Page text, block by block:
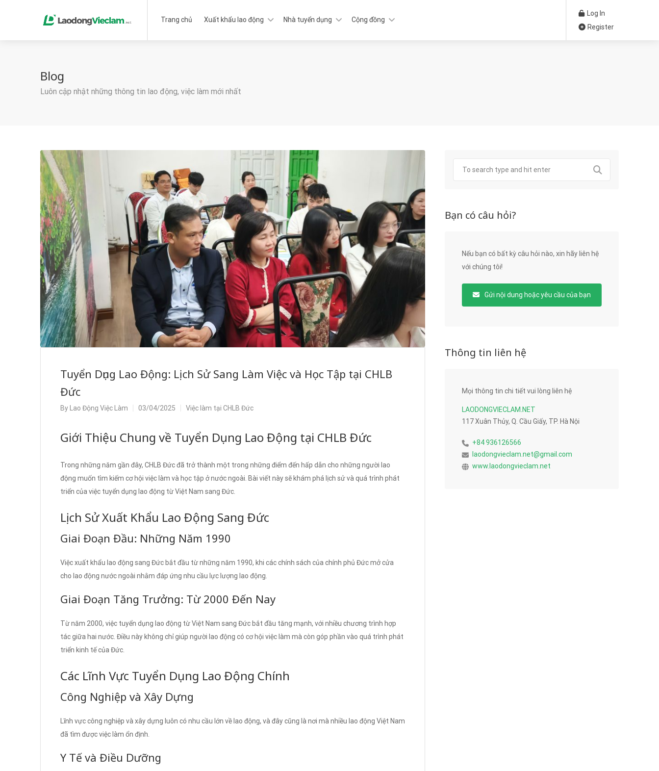
Trang chủ Xuất khẩu lao động Nhà tuyển dụng Cộng đồng
Log In
Register
Blog
Luôn cập nhật những thông tin lao động, việc làm mới nhất
Tuyển Dụng Lao Động: Lịch Sử Sang Làm Việc và Học Tập tại CHLB
Đức
By Lao Động Việc Làm 03/04/2025 Việc làm tại CHLB Đức
Giới Thiệu Chung về Tuyển Dụng Lao Động tại CHLB Đức
Trong những năm gần đây, CHLB Đức đã trở thành một trong những điểm đến hấp dẫn cho những người lao
động muốn tìm kiếm cơ hội việc làm và học tập ở nước ngoài. Bài viết này sẽ khám phá lịch sử và quá trình phát
triển của việc tuyển dụng lao động từ Việt Nam sang Đức.
Lịch Sử Xuất Khẩu Lao Động Sang Đức
Giai Đoạn Đầu: Những Năm 1990
Việc xuất khẩu lao động sang Đức bắt đầu từ những năm 1990, khi các chính sách của chính phủ Đức mở cửa
cho lao động nước ngoài nhằm đáp ứng nhu cầu lực lượng lao động.
Giai Đoạn Tăng Trưởng: Từ 2000 Đến Nay
Từ năm 2000, việc tuyển dụng lao động từ Việt Nam sang Đức bắt đầu tăng mạnh, với nhiều chương trình hợp
tác giữa hai nước. Điều này không chỉ giúp người lao động có cơ hội việc làm mà còn góp phần vào quá trình phát
triển kinh tế của Đức.
Các Lĩnh Vực Tuyển Dụng Lao Động Chính
Công Nghiệp và Xây Dựng
Lĩnh vực công nghiệp và xây dựng luôn có nhu cầu lớn về lao động, và đây cũng là nơi mà nhiều lao động Việt Nam
đã tìm được việc làm ổn định.
Y Tế và Điều Dưỡng
Bạn có câu hỏi?
Nếu bạn có bất kỳ câu hỏi nào, xin hãy liên hệ
với chúng tôi!
Gửi nội dung hoặc yêu cầu của bạn
Thông tin liên hệ
Mọi thông tin chi tiết vui lòng liên hệ
LAODONGVIECLAM.NET
117 Xuân Thủy, Q. Cầu Giấy, TP. Hà Nội
+84 936126566
laodongvieclam.net@gmail.com
www.laodongvieclam.net